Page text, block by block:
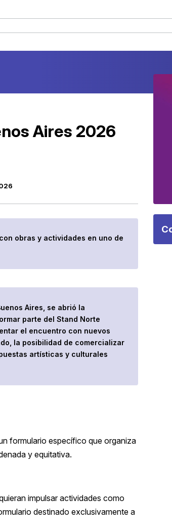
Aires 2026
obras y actividades en uno de
Aires , se abrió la
parte del Stand Norte
el encuentro con nuevos
la posibilidad de comercializar
artísticas y culturales
formulario específico que organiza
y equitativa.
impulsar actividades como
destinado exclusivamente a